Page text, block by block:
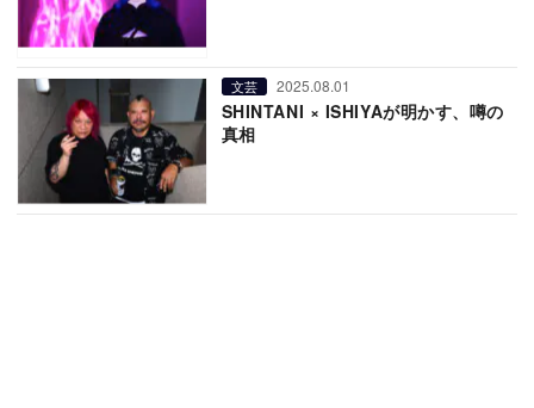
文芸 2025.08.01
SHINTANI × ISHIYAが明かす、噂の
真相